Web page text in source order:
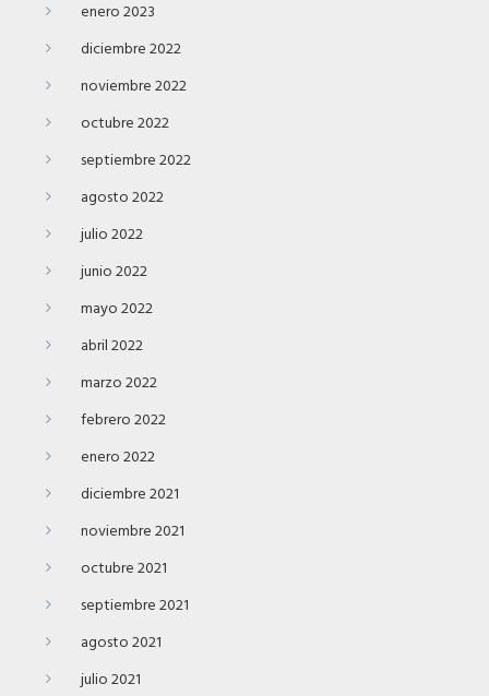
enero 2023
diciembre 2022
noviembre 2022
octubre 2022
septiembre 2022
agosto 2022
julio 2022
junio 2022
mayo 2022
abril 2022
marzo 2022
febrero 2022
enero 2022
diciembre 2021
noviembre 2021
octubre 2021
septiembre 2021
agosto 2021
julio 2021